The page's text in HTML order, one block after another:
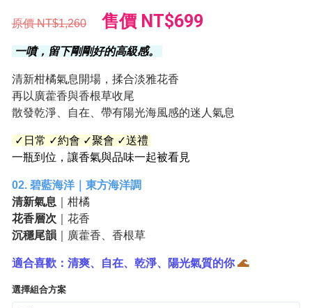
原價NT$1,260 售價 NT$699
一噴，留下剛剛好的高級感。
清新柑橘氣息開場，揉合淡雅花香
再以廣藿香與香根草收尾
散發乾淨、自在、帶有陽光海風感的迷人氣息
✓日常 ✓約會 ✓聚會 ✓送禮
一瓶到位，讓香氣與品味一起被看見
02. 碧藍海洋｜東方海洋調
清新氣息 ｜柑橘
花香層次 ｜花香
沉穩尾韻 ｜廣藿香、香根草
適合喜歡：清爽、自在、乾淨、陽光氣質的你🌊
選擇組合方案